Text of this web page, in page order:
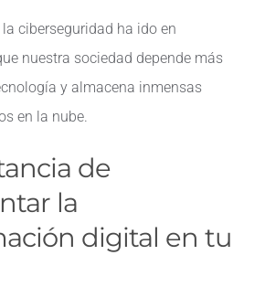
ciberseguridad ha ido en
nuestra sociedad depende más
y almacena inmensas
en la nube.
de
la
digital en tu